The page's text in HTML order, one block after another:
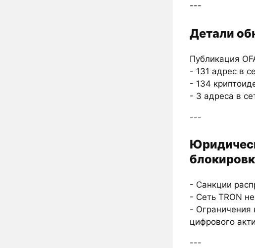
---
Детали
Публикация
- 131 адрес в
- 134
- 3 адреса в
---
- Санкции
- Сеть TRON
- Ограничения
цифрового
---